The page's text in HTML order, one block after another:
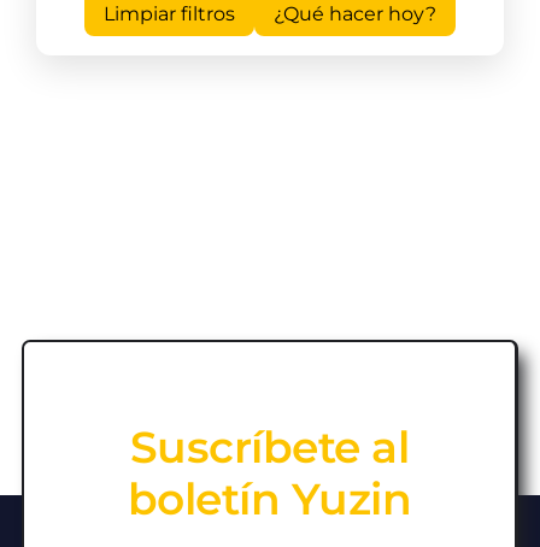
Limpiar filtros ¿Qué hacer hoy?
Suscríbete al
boletín Yuzin